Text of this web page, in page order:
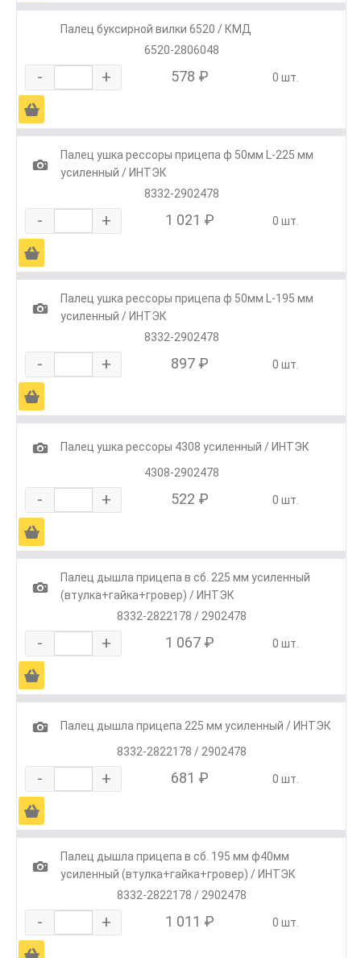
Палец буксирной вилки 6520 / КМД
6520-2806048
- + 578 ₽ 0 шт.
Ä
1
Палец ушка рессоры прицепа ф 50мм L-225 мм
усиленный / ИНТЭК
8332-2902478
- + 1 021 ₽ 0 шт.
Ä
1
Палец ушка рессоры прицепа ф 50мм L-195 мм
усиленный / ИНТЭК
8332-2902478
- + 897 ₽ 0 шт.
Ä
1
Палец ушка рессоры 4308 усиленный / ИНТЭК
4308-2902478
- + 522 ₽ 0 шт.
Ä
1
Палец дышла прицепа в сб. 225 мм усиленный
(втулка+гайка+гровер) / ИНТЭК
8332-2822178 / 2902478
- + 1 067 ₽ 0 шт.
Ä
1
Палец дышла прицепа 225 мм усиленный / ИНТЭК
8332-2822178 / 2902478
- + 681 ₽ 0 шт.
Ä
1
Палец дышла прицепа в сб. 195 мм ф40мм
усиленный (втулка+гайка+гровер) / ИНТЭК
8332-2822178 / 2902478
- + 1 011 ₽ 0 шт.